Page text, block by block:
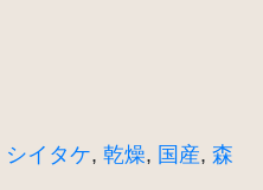
シイタケ, 乾燥, 国産, 森